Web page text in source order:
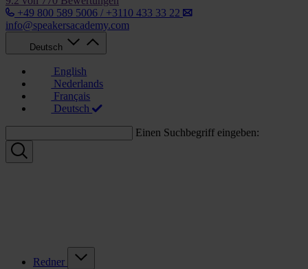
+49 800 589 5006 / +3110 433 33 22
info@speakersacademy.com
Deutsch
English
Nederlands
Français
Deutsch
Einen Suchbegriff eingeben:
Redner